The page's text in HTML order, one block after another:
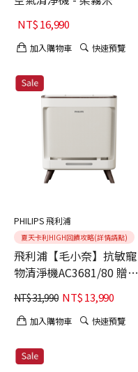
NT$16,990
加入購物車 快速預覽
PHILIPS 飛利浦
夏天卡利HIGH回饋攻略(詳情請點)
飛利浦【毛小奈】抗敏寵
物清淨機AC3681/80 贈濾
網*1+寵物飲水機
NT$31,990 NT$13,990
加入購物車 快速預覽